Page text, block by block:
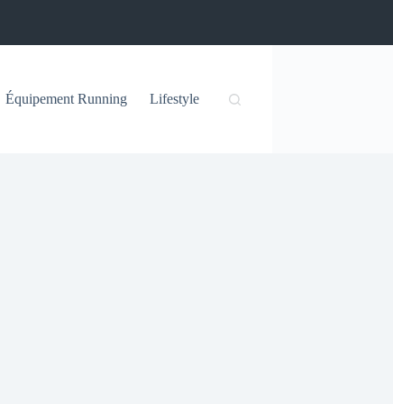
Équipement Running Lifestyle